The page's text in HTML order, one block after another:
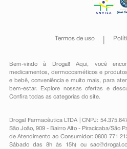
Termos de uso
Bem-vindo à Drogal! Aqui, você
medicamentos , dermocosméticos e
e bebê, conveniênciae muito mais, para
bem-estar. Explore nossas ofertas e
Confira todas as categorias do site.
Drogal Farmacêutica LTDA | CNPJ:
São João, 909 - Bairro Alto - Piracicaba/São
de Atendimento ao Consumidor: 0800 771
Sábado das 8h às 15h) ou